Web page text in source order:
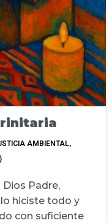
AMBIENTAL
Padre,
lo hiciste todo y
con suficiente